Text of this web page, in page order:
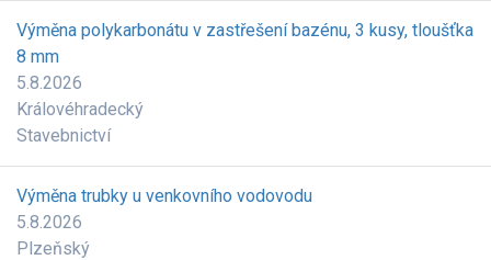
Výměna polykarbonátu v zastřešení bazénu, 3 kusy, tloušťka
8 mm
5.8.2026
Královéhradecký
Stavebnictví
Výměna trubky u venkovního vodovodu
5.8.2026
Plzeňský